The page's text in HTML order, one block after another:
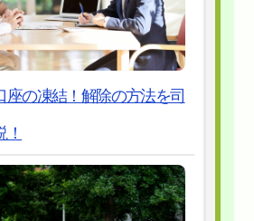
座の凍結！解除の方法を司